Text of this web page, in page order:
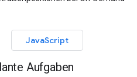
JavaScript
Aufgaben